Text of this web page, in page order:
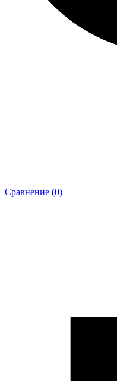
Сравнение (0)